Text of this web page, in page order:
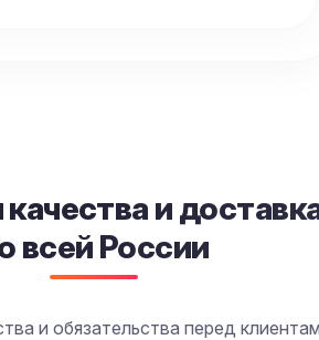
качества и
всей России
и обязательства перед